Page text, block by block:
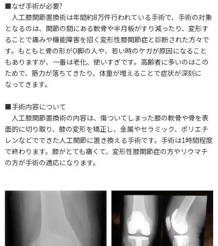
■なぜ手術が必要?
人工膝関節置換術は年間約8万件行われている手術で、手術の対象
となるのは、関節の間にある軟骨や半月板がすり減ったり、変形す
ることで痛みや機能障害を招く変形性膝関節症と診断された方々で
す。もともと骨の形がO脚の人や、若い時のケガが原因になること
もありますが、一番は老化、使いすぎです。高齢者に多いのはこの
ためで、筋力が落ちてきたり、体重が増えることで症状が深刻に
なってきます。
■手術内容について
人工膝関節置換術の内容は、傷ついてしまった膝の軟骨や骨を表
面的に切り取り、膝の変形を矯正し、金属やセラミック、ポリエチ
レンなどでできた人工関節に置き換える手術です。手術は1時間程度
で終わります。膝がとても痛くて、変形性膝関節症の方やリウマチ
の方が手術の適応になります。